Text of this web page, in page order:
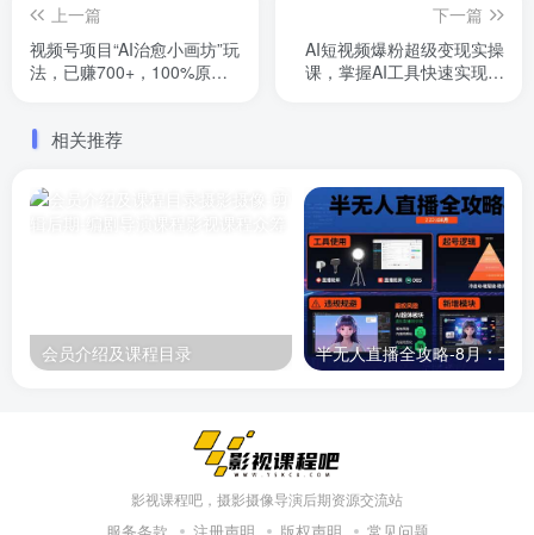
上一篇
视频号项目“AI治愈小画坊”玩
法，已赚700+，100%原
下一篇
AI短视频爆粉超级变现实操
课，掌握AI工具快速实现月
相关推荐
会员介绍及课程目录
影视课程吧，摄影摄像导演后期资源交流站